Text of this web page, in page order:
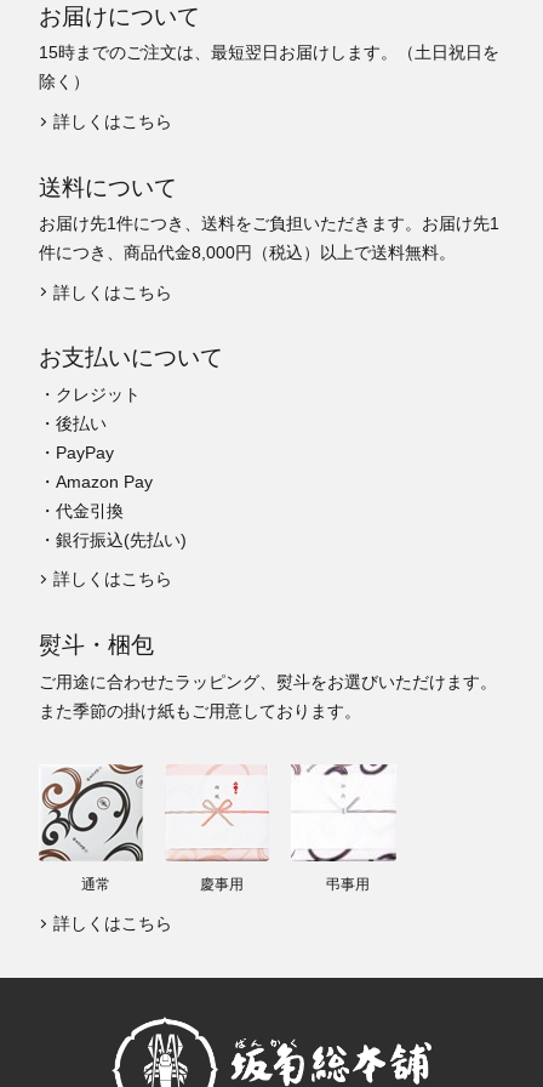
お届けについて
15時までのご注文は、最短翌日お届けします。（土日祝日を
除く）
詳しくはこちら
送料について
お届け先1件につき、送料をご負担いただきます。お届け先1
件につき、商品代金8,000円（税込）以上で送料無料。
詳しくはこちら
お支払いについて
・クレジット
・後払い
・PayPay
・Amazon Pay
・代金引換
・銀行振込(先払い)
詳しくはこちら
熨斗・梱包
ご用途に合わせたラッピング、熨斗をお選びいただけます。
また季節の掛け紙もご用意しております。
通常 慶事用 弔事用
詳しくはこちら